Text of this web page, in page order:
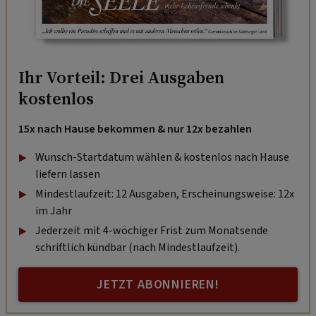
Ihr Vorteil: Drei Ausgaben
kostenlos
15x nach Hause bekommen & nur 12x bezahlen
Wunsch-Startdatum wählen & kostenlos nach Hause
liefern lassen
Mindestlaufzeit: 12 Ausgaben, Erscheinungsweise: 12x
im Jahr
Jederzeit mit 4-wöchiger Frist zum Monatsende
schriftlich kündbar (nach Mindestlaufzeit).
JETZT ABONNIEREN!